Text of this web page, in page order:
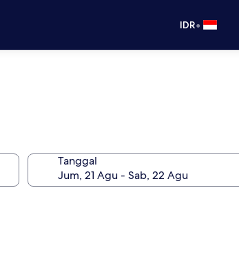
IDR•
Tanggal